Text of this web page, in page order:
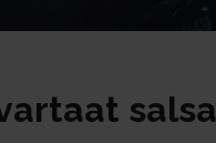
salsa